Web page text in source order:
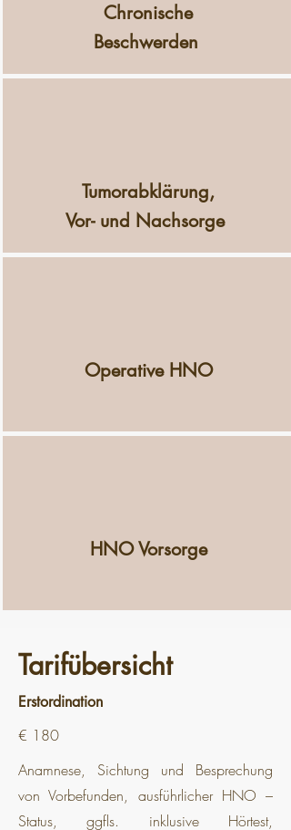
Chronische
Tumorabklärung,
Operative HNO
HNO Vorsorge
Beschwerden
Vor- und Nachsorge
Tarifübersicht
Erstordination
€ 180
Anamnese, Sichtung und Besprechung
von Vorbefunden, ausführlicher HNO –
Status, ggfls. inklusive Hörtest,